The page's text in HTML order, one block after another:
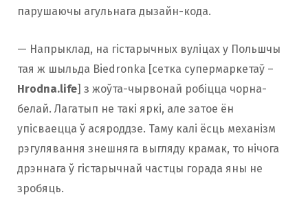
парушаючы агульнага дызайн-кода.
— Напрыклад, на гістарычных вуліцах у Польшчы
тая ж шыльда Biedronka [сетка супермаркетаў –
Hrodna.life] з жоўта-чырвонай робіцца чорна-
белай. Лагатып не такі яркі, але затое ён
упісваецца ў асяроддзе. Таму калі ёсць механізм
рэгулявання знешняга выгляду крамак, то нічога
дрэннага ў гістарычнай частцы горада яны не
зробяць.